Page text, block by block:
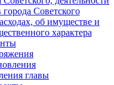
Советского
об имуществе и
характера
главы